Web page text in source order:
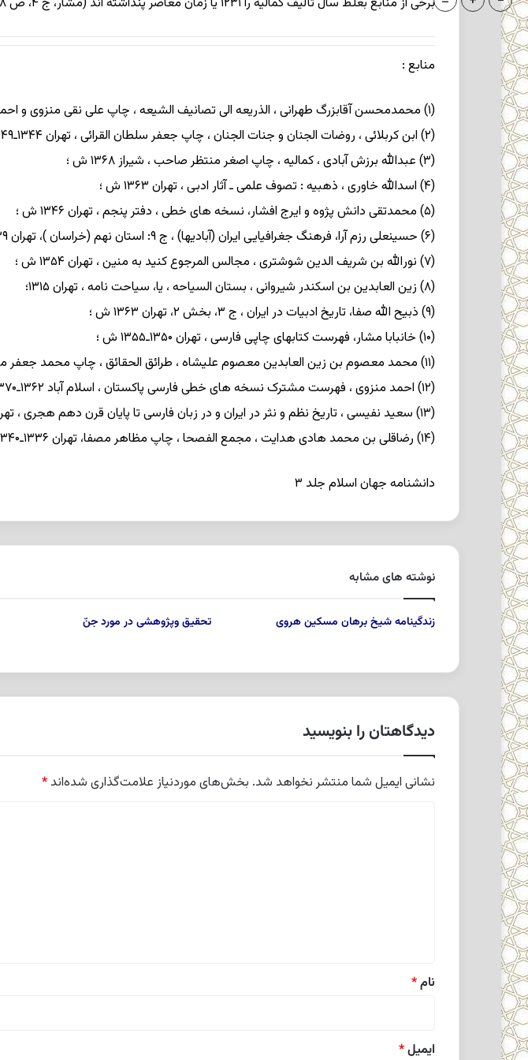
منابع:
(۱) محمدمحسن آقابزرگ طهرانی ، الذریعه الی تصانیف الشیعه ، چاپ علی نقی منزوی و احمد منزوی ، بیروت ۱۴۰۳/۱۹۸۳؛
(۲) ابن کربلائی ، روضات الجنان و جنات الجنان ، چاپ جعفر سلطان القرائی ، تهران ۱۳۴۴ـ۱۳۴۹ ش ؛
(۳) عبدالله برزش آبادی ، کمالیه ، چاپ اصغر منتظر صاحب ، شیراز ۱۳۶۸ ش ؛
(۴) اسدالله خاوری ، ذهبیه : تصوف علمی ـ آثار ادبی ، تهران ۱۳۶۳ ش ؛
(۵) محمدتقی دانش پژوه و ایرج افشار، نسخه های خطی ، دفتر پنجم ، تهران ۱۳۴۶ ش ؛
(۶) حسینعلی رزم آرا، فرهنگ جغرافیایی ایران (آبادیها) ، ج ۹: استان نهم (خراسان )، تهران ۱۳۲۹ ش ؛
(۷) نورالله بن شریف الدین شوشتری ، مجالس المرجوع کنید به منین ، تهران ۱۳۵۴ ش ؛
(۸) زین العابدین بن اسکندر شیروانی ، بستان السیاحه ، یا، سیاحت نامه ، تهران ۱۳۱۵؛
(۹) ذبیح الله صفا، تاریخ ادبیات در ایران ، ج ۳، بخش ۲، تهران ۱۳۶۳ ش ؛
(۱۰) خانبابا مشار، فهرست کتابهای چاپی فارسی ، تهران ۱۳۵۰ـ۱۳۵۵ ش ؛
(۱۱) محمد معصوم بن زین العابدین معصوم علیشاه ، طرائق الحقائق ، چاپ محمد جعفر محجوب ، تهران ( تاریخ مقدمه ۱۳۱۸ ) ؛
(۱۲) احمد منزوی ، فهرست مشترک نسخه های خطی فارسی پاکستان ، اسلام آباد ۱۳۶۲ـ۱۳۷۰ ش ؛
(۱۳) سعید نفیسی ، تاریخ نظم و نثر در ایران و در زبان فارسی تا پایان قرن دهم هجری ، تهران ۱۳۶۳ ش ؛
(۱۴) رضاقلی بن محمد هادی هدایت ، مجمع الفصحا ، چاپ مظاهر مصفا، تهران ۱۳۳۶ـ۱۳۴۰ ش .
دانشنامه جهان اسلام جلد ۳
نوشته های مشابه
زندگینامه شیخ برهان مسکین هروی تحقیق وپژوهشی در مورد جنّ
دیدگاهتان را بنویسید
نشانی ایمیل شما منتشر نخواهد شد. بخش‌های موردنیاز علامت‌گذاری شده‌اند *
نام*
ایمیل*